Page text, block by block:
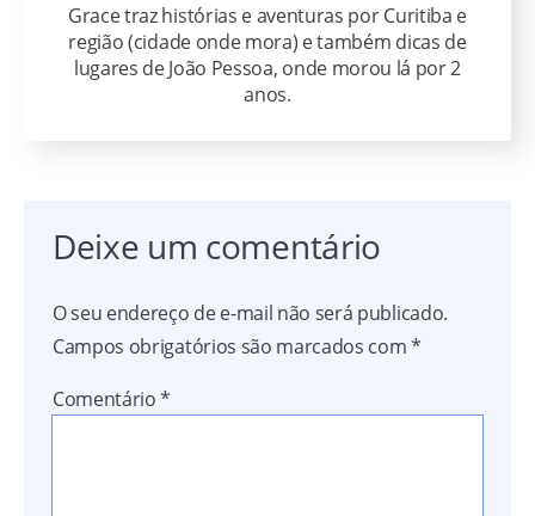
Grace traz histórias e aventuras por Curitiba e
região (cidade onde mora) e também dicas de
lugares de João Pessoa, onde morou lá por 2
anos.
Deixe um comentário
O seu endereço de e-mail não será publicado.
Campos obrigatórios são marcados com*
Comentário*